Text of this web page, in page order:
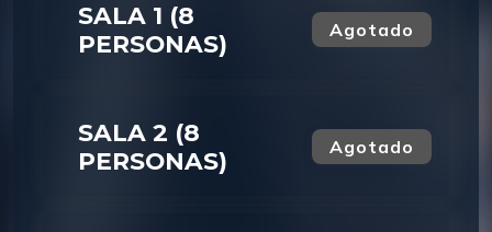
SALA 1 (8
PERSONAS)
Agotado
SALA 2 (8
PERSONAS)
Agotado